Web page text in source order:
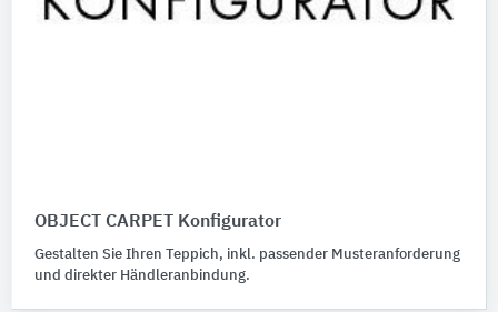
OBJECT CARPET Konfigurator
Gestalten Sie Ihren Teppich, inkl. passender Musteranforderung
und direkter Händleranbindung.